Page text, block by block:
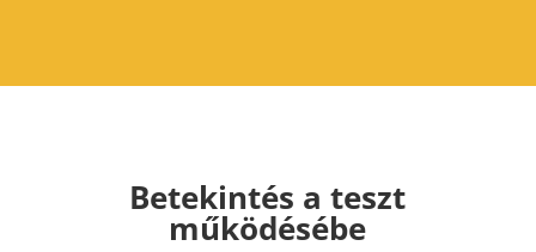
Betekintés a teszt
működésébe